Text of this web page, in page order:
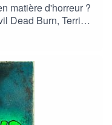
matière d'horreur ?
Dead Burn, Terrifier
Longlegs 2,...
ciné, séries, tv,
: Horreur
podcastMe
horreur-
#info
#podcast